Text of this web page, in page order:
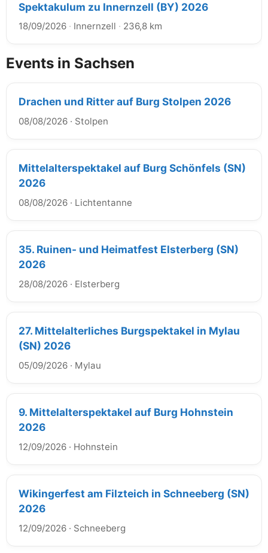
Spektakulum zu Innernzell (BY) 2026
18/09/2026 · Innernzell · 236,8 km
Events in Sachsen
Drachen und Ritter auf Burg Stolpen 2026
08/08/2026 · Stolpen
Mittelalterspektakel auf Burg Schönfels (SN)
2026
08/08/2026 · Lichtentanne
35. Ruinen- und Heimatfest Elsterberg (SN)
2026
28/08/2026 · Elsterberg
27. Mittelalterliches Burgspektakel in Mylau
(SN) 2026
05/09/2026 · Mylau
9. Mittelalterspektakel auf Burg Hohnstein
2026
12/09/2026 · Hohnstein
Wikingerfest am Filzteich in Schneeberg (SN)
2026
12/09/2026 · Schneeberg